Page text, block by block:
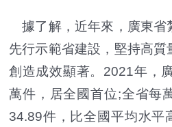
據了解，近年來，廣東省
先行示範省建設，堅持高
創造成效顯著。2021年，
萬件，居全國首位;全省每
34.89件，比全國平均水平